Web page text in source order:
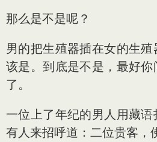
那么是不是呢？
男的把生殖器插在女的生
该是。到底是不是，最好
了。
一位上了年纪的男人用藏语
有人来招呼道：二位贵客，